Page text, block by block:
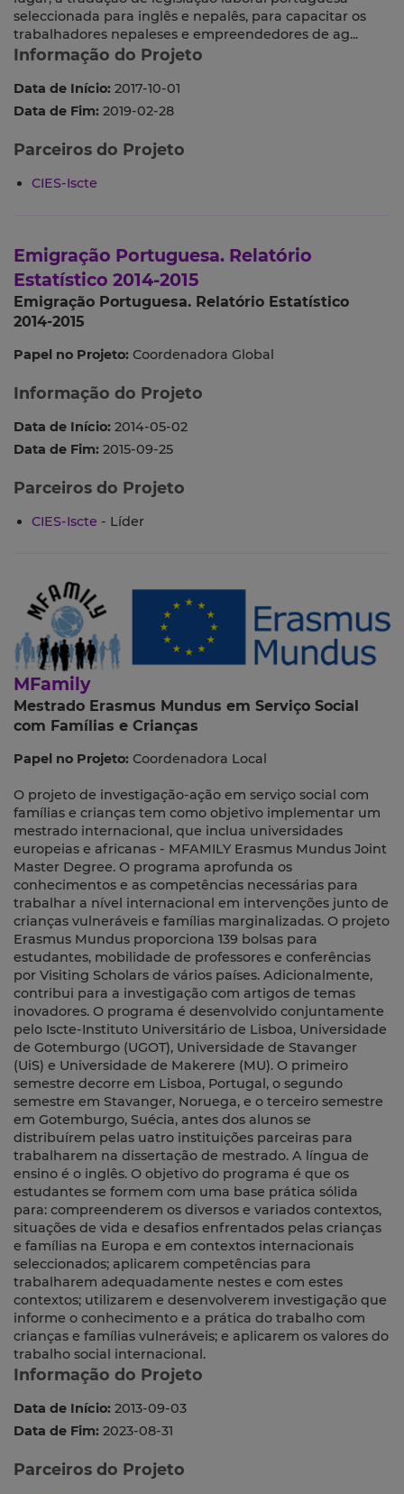
seleccionada para inglês e nepalês, para capacitar os
trabalhadores nepaleses e empreendedores de ag...
Informação do Projeto
Data de Início: 2017-10-01
Data de Fim: 2019-02-28
Parceiros do Projeto
CIES-Iscte
Emigração Portuguesa. Relatório
Estatístico 2014-2015
Emigração Portuguesa. Relatório Estatístico
2014-2015
Papel no Projeto: Coordenadora Global
Informação do Projeto
Data de Início: 2014-05-02
Data de Fim: 2015-09-25
Parceiros do Projeto
CIES-Iscte - Líder
MFamily
Mestrado Erasmus Mundus em Serviço Social
com Famílias e Crianças
Papel no Projeto: Coordenadora Local
O projeto de investigação-ação em serviço social com
famílias e crianças tem como objetivo implementar um
mestrado internacional, que inclua universidades
europeias e africanas - MFAMILY Erasmus Mundus Joint
Master Degree. O programa aprofunda os
conhecimentos e as competências necessárias para
trabalhar a nível internacional em intervenções junto de
crianças vulneráveis e famílias marginalizadas. O projeto
Erasmus Mundus proporciona 139 bolsas para
estudantes, mobilidade de professores e conferências
por Visiting Scholars de vários países. Adicionalmente,
contribui para a investigação com artigos de temas
inovadores. O programa é desenvolvido conjuntamente
pelo Iscte-Instituto Universitário de Lisboa, Universidade
de Gotemburgo (UGOT), Universidade de Stavanger
(UiS) e Universidade de Makerere (MU). O primeiro
semestre decorre em Lisboa, Portugal, o segundo
semestre em Stavanger, Noruega, e o terceiro semestre
em Gotemburgo, Suécia, antes dos alunos se
distribuírem pelas uatro instituições parceiras para
trabalharem na dissertação de mestrado. A língua de
ensino é o inglês. O objetivo do programa é que os
estudantes se formem com uma base prática sólida
para: compreenderem os diversos e variados contextos,
situações de vida e desafios enfrentados pelas crianças
e famílias na Europa e em contextos internacionais
seleccionados; aplicarem competências para
trabalharem adequadamente nestes e com estes
contextos; utilizarem e desenvolverem investigação que
informe o conhecimento e a prática do trabalho com
crianças e famílias vulneráveis; e aplicarem os valores do
trabalho social internacional.
Informação do Projeto
Data de Início: 2013-09-03
Data de Fim: 2023-08-31
Parceiros do Projeto